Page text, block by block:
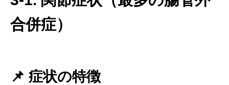
合併症）
📌 症状の特徴